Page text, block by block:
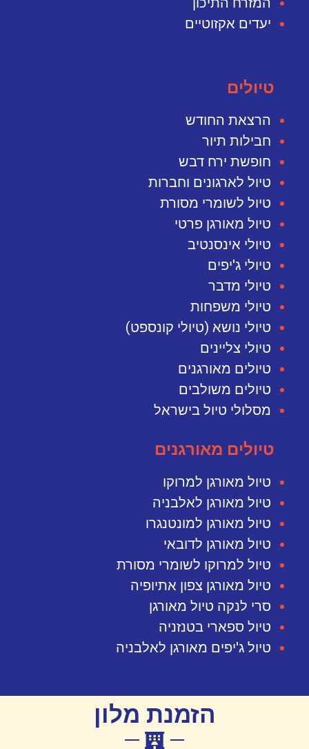
יעדים אקזוטיים
טיולים
הרצאת החודש
חבילות תיור
חופשת ירח דבש
טיול לארגונים וחברות
טיול לשומרי מסורת
טיול מאורגן פרטי
טיולי אינסנטיב
טיולי ג'יפים
טיולי מדבר
טיולי משפחות
טיולי נושא (טיולי קונספט)
טיולי צליינים
טיולים מאורגנים
טיולים משולבים
מסלולי טיול בישראל
טיולים מאורגנים
טיול מאורגן למרוקו
טיול מאורגן לאלבניה
טיול מאורגן למונטנגרו
טיול מאורגן לדובאי
טיול למרוקו לשומרי מסורת
טיול מאורגן צפון אתיופיה
סרי לנקה טיול מאורגן
טיול ספארי בטנזניה
טיול ג'יפים מאורגן לאלבניה
הזמנת מלון